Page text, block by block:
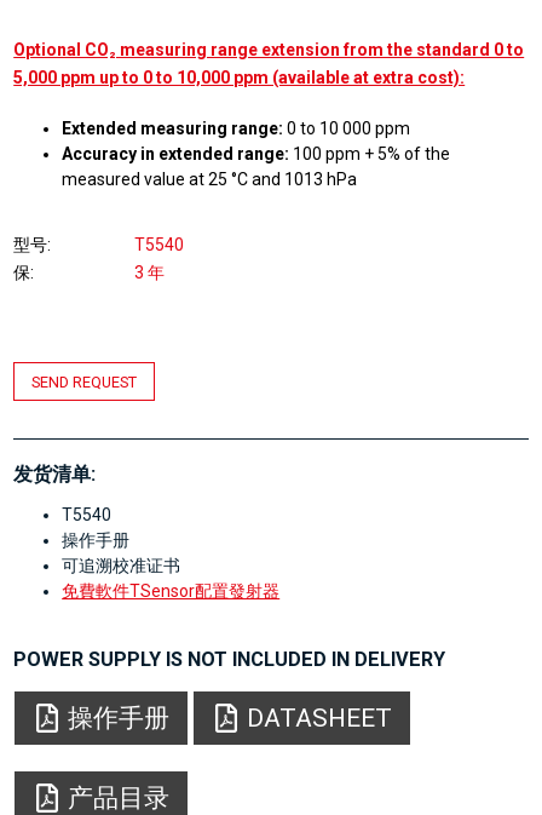
Optional CO₂ measuring range extension from the standard 0 to
5,000 ppm up to 0 to 10,000 ppm (available at extra cost):
Extended measuring range: 0 to 10 000 ppm
Accuracy in extended range: 100 ppm + 5% of the
measured value at 25 °C and 1013 hPa
型号
T5540
保
3 年
SEND REQUEST
发货清单:
T5540
操作手册
可追溯校准证书
免費軟件TSensor配置發射器
POWER SUPPLY IS NOT INCLUDED IN DELIVERY
操作手册 DATASHEET
产品目录